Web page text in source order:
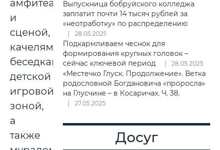
амфитеатром
и
сценой,
качелями,
беседками,
детской
игровой
зоной,
а
также
Выпускница бобруйского колледжа
заплатит почти 14 тысяч рублей за
«неотработку» по распределению
28.05.2025
Подкармливаем чеснок для
формирования крупных головок –
сейчас ключевой период
28.05.2025
«Местечко Глуск. Продолжение». Ветка
родословной Богдановича «проросла»
на Глусчине – в Косаричах. Ч. 38.
27.05.2025
Досуг